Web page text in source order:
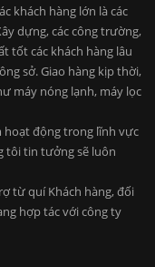
khách hàng lớn là các
dựng, các công trường,
tốt các khách hàng lâu
sở. Giao hàng kịp thời,
máy nóng lạnh, máy lọc
hoạt động trong lĩnh vực
tôi tin tưởng sẽ luôn
từ quí Khách hàng, đối
hợp tác với công ty